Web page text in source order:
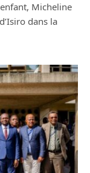
Micheline
dans la